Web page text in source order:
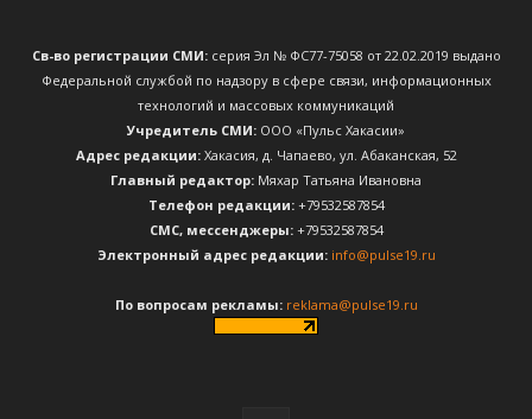
Св-во регистрации СМИ:серия Эл № ФС77-75058 от 22.02.2019 выдано
Федеральной службой по надзору в сфере связи, информационных
технологий и массовых коммуникаций
Учредитель СМИ: ООО «Пульс Хакасии»
Адрес редакции:Хакасия, д. Чапаево, ул. Абаканская, 52
Главный редактор: Мяхар Татьяна Ивановна
Телефон редакции:+79532587854
CМС, мессенджеры:+79532587854
Электронный адрес редакции: info@pulse19.ru
По вопросам рекламы: reklama@pulse19.ru